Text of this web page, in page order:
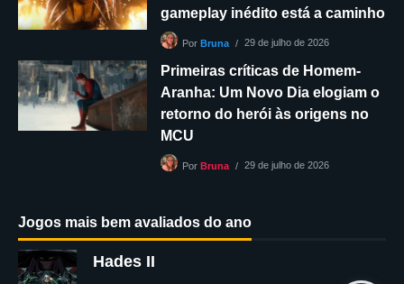
gameplay inédito está a caminho
PorBruna 29 de julho de 2026
Primeiras críticas de Homem-
Aranha: Um Novo Dia elogiam o
retorno do herói às origens no
MCU
PorBruna 29 de julho de 2026
Jogos mais bem avaliados do ano
Hades II